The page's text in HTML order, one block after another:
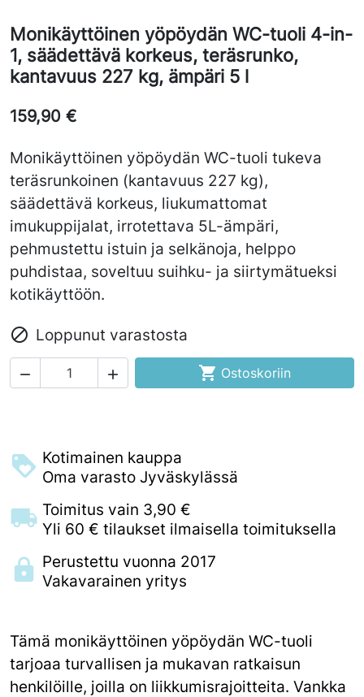
Monikäyttöinen yöpöydän WC-tuoli 4-in-
1, säädettävä korkeus, teräsrunko,
kantavuus 227 kg, ämpäri 5 l
159,90 €
Monikäyttöinen yöpöydän WC-tuoli tukeva
teräsrunkoinen (kantavuus 227 kg),
säädettävä korkeus, liukumattomat
imukuppijalat, irrotettava 5L-ämpäri,
pehmustettu istuin ja selkänoja, helppo
puhdistaa, soveltuu suihku- ja siirtymätueksi
kotikäyttöön.
 Loppunut varastosta
   Ostoskoriin
Kotimainen kauppa
Oma varasto Jyväskylässä
Toimitus vain 3,90 €
Yli 60 € tilaukset ilmaisella toimituksella
Perustettu vuonna 2017
Vakavarainen yritys
Tämä monikäyttöinen yöpöydän WC-tuoli
tarjoaa turvallisen ja mukavan ratkaisun
henkilöille, joilla on liikkumisrajoitteita. Vankka